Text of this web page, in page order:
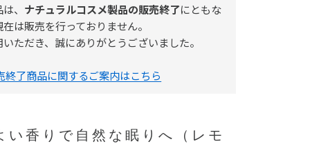
、 ナチュラルコスメ製品の販売終了にともな
在は販売を行っておりません。
いただき、誠にありがとうございました。
了商品に関するご案内はこちら
い香りで自然な眠りへ（レモ